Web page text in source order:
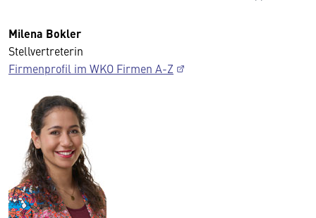
Milena Bokler
Stellvertreterin
Firmenprofil im WKO Firmen A-Z